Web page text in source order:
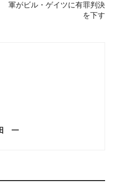
軍がビル・ゲイツに有罪判決
を下す
一